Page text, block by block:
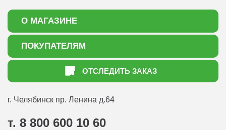
О МАГАЗИНЕ
О нас
Акции
ПОКУПАТЕЛЯМ
Как оформить заказ
Статьи садоводу
Оптовым покупателям
ОТСЛЕДИТЬ ЗАКАЗ
г. Челябинск пр. Ленина д.64
т. 8 800 600 10 60